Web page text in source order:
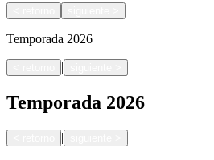
Temporada 2026
|
Temporada 2026
|